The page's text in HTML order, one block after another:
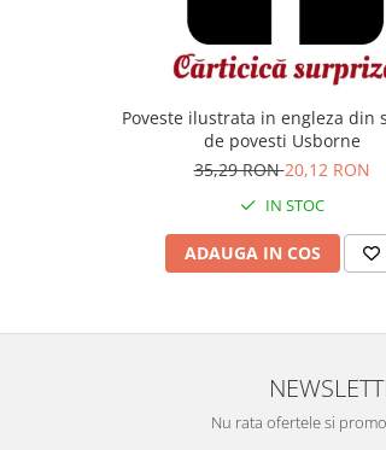
Poveste ilustrata in engleza din
de povesti Usborne
35,29 RON20,12 RON
IN STOC
ADAUGA IN COS
Nu rata ofertele si